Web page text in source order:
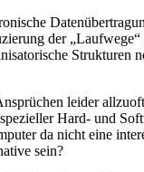
der
Strukturen
leider
Hard- und
da nicht eine
sein?